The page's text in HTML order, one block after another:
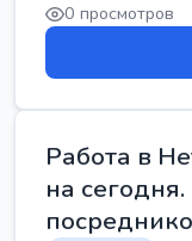
0 просмотров
Работа в
на